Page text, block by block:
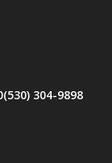
304-9898